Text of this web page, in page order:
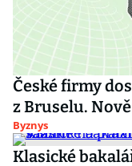
České firmy
z Bruselu.
Byznys
Klasické